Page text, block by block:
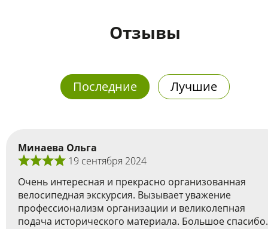
Отзывы
Последние Лучшие
Минаева Ольга
19 сентября 2024
Очень интересная и прекрасно организованная
велосипедная экскурсия. Вызывает уважение
профессионализм организации и великолепная
подача исторического материала. Большое спасибо.